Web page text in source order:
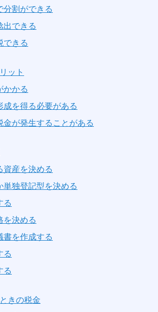
分割ができる
出できる
できる
ット
かかる
成を得る必要がある
金が発生することがある
資産を決める
単独登記型を決める
る
を決める
書を作成する
る
る
きの税金